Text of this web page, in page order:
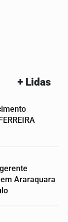
+ Lidas
Araraquara